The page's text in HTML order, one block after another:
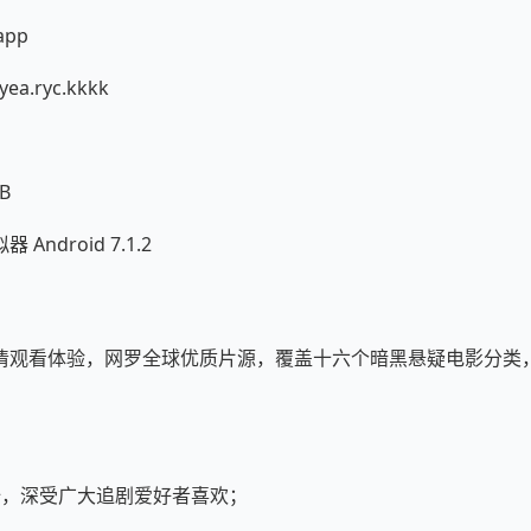
器 Android 7.1.2
观看体验，网罗全球优质片源，覆盖十六个暗黑悬疑电影分类
深受广大追剧爱好者喜欢；